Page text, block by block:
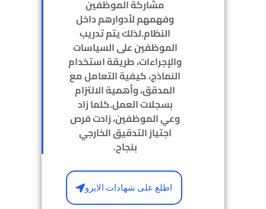
مشاركة الموظفين
وفهمهم لأدوارهم داخل
النظام.لذلك يتم تدريب
الموظفين على السياسات
والإجراءات، طريقة استخدام
النماذج، كيفية التعامل مع
المدقق، وأهمية الالتزام
بسجلات العمل.كلما زاد
وعي الموظفين، زادت فرص
اجتياز التدقيق الخارجي
بنجاح.
اطلع على شهادات الايزو